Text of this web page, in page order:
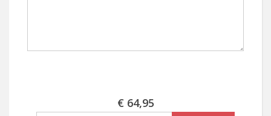
€ 64,95